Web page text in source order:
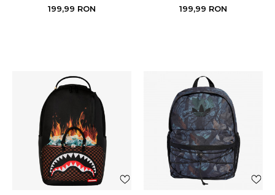
199,99 RON
199,99 RON